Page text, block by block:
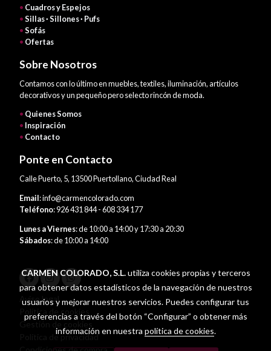
• Cuadros y Espejos
•Sillas · Sillones · Pufs
•Sofás
• Ofertas
Sobre Nosotros
Contamos con lo último en muebles, textiles, iluminación, artículos
decorativos y un pequeño pero selecto rincón de moda.
• Quienes Somos
• Inspiración
• Contacto
Ponte en Contacto
Calle Puerto, 5, 13500 Puertollano, Ciudad Real
Email: info@carmencolorado.com
Teléfono: 926 431 844 - 608 334 177
Lunes a Viernes: de 10:00 a 14:00 y 17:30 a 20:30
Sábados: de 10:00 a 14:00
Aviso legal
Política de cookies
Gestión de cookies
Política de privacidad
CARMEN COLORADO, S.L.utiliza cookies propias y terceros
para obtener datos estadísticos de la navegación de nuestros
usuarios y mejorar nuestros servicios. Puedes configurar tus
preferencias a través del botón “Configurar” o obtener más
información en nuestra política de cookies.